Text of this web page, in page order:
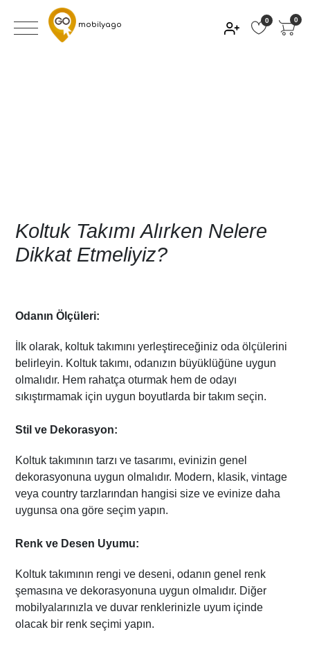
mobilyago 0 0
Koltuk Takımı Alırken Nelere
Dikkat Etmeliyiz?
Odanın Ölçüleri:
İlk olarak, koltuk takımını yerleştireceğiniz oda ölçülerini
belirleyin. Koltuk takımı, odanızın büyüklüğüne uygun
olmalıdır. Hem rahatça oturmak hem de odayı
sıkıştırmamak için uygun boyutlarda bir takım seçin.
Stil ve Dekorasyon:
Koltuk takımının tarzı ve tasarımı, evinizin genel
dekorasyonuna uygun olmalıdır. Modern, klasik, vintage
veya country tarzlarından hangisi size ve evinize daha
uygunsa ona göre seçim yapın.
Renk ve Desen Uyumu:
Koltuk takımının rengi ve deseni, odanın genel renk
şemasına ve dekorasyonuna uygun olmalıdır. Diğer
mobilyalarınızla ve duvar renklerinizle uyum içinde
olacak bir renk seçimi yapın.